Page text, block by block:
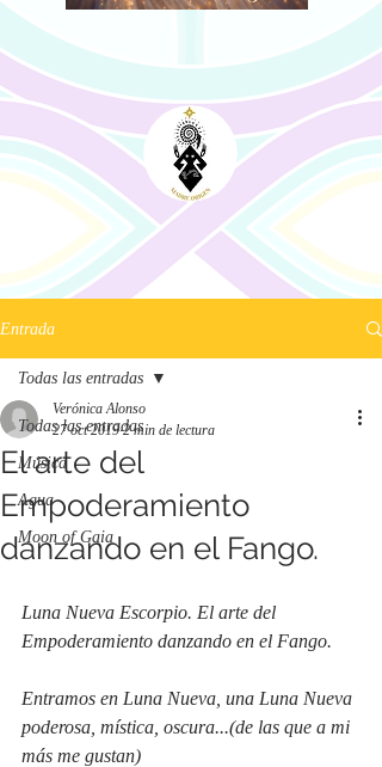
Entrada
Todas las entradas
Música
Agua
Moon of Gaia
Todas las entradas
El arte del
Empoderamiento
danzando en el Fango.
Verónica Alonso
27 oct 2019 2 min de lectura
Luna Nueva Escorpio. El arte del
Empoderamiento danzando en el Fango.
Entramos en Luna Nueva, una Luna Nueva
poderosa, mística, oscura...(de las que a mi
más me gustan)